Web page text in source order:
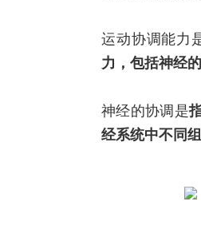
运动协调能力
力，包括神经
神经的协调是
经系统中不同